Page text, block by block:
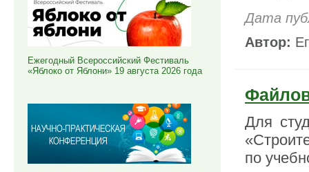
Ежегодный Всероссийский Фестиваль
«Яблоко от Яблони» 19 августа 2026 года
Дата
Автор:
Для
по